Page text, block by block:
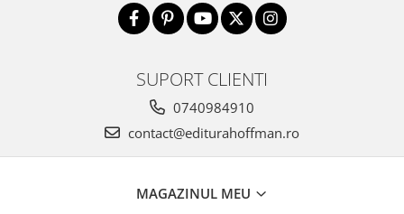
SUPORT CLIENTI
0740984910
contact@editurahoffman.ro
MAGAZINUL MEU